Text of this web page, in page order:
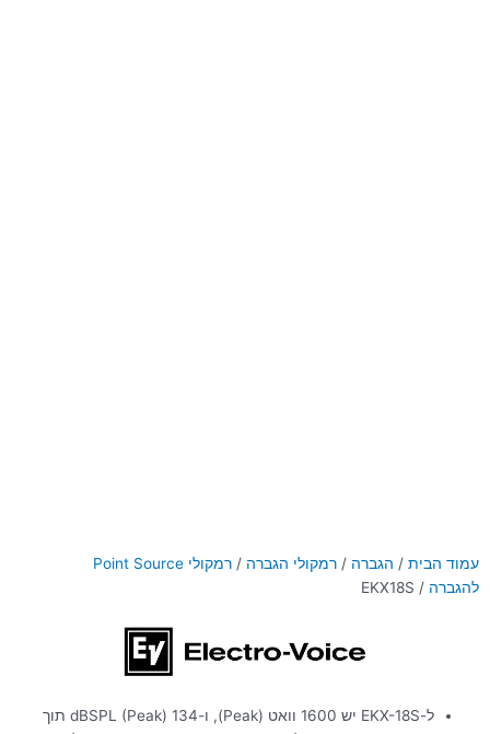
עמוד הבית / הגברה / רמקולי הגברה /
רמקולי Point Source
להגברה / EKX18S
ל-EKX-18S יש 1600 וואט (Peak), ו-134 dBSPL (Peak) תוך